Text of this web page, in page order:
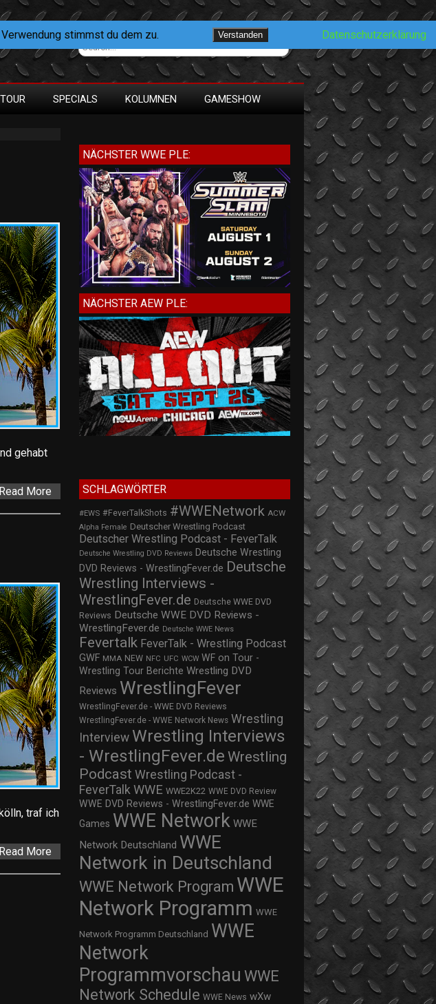
TOUR SPECIALS KOLUMNEN GAMESHOW
gehabt
Read More
traf ich
Read More
NÄCHSTER WWE PLE:
NÄCHSTER AEW PLE:
SCHLAGWÖRTER
#EWS #FeverTalkShots #WWENetwork ACW
Alpha Female Deutscher Wrestling Podcast
Deutscher Wrestling Podcast - FeverTalk
Deutsche Wrestling DVD Reviews Deutsche Wrestling
DVD Reviews - WrestlingFever.de Deutsche
Wrestling Interviews -
WrestlingFever.de Deutsche WWE DVD
Reviews Deutsche WWE DVD Reviews -
WrestlingFever.de Deutsche WWE News
Fevertalk FeverTalk - Wrestling Podcast
GWF MMA NEW NFC UFC WCW WF on Tour -
Wrestling Tour Berichte Wrestling DVD
Reviews WrestlingFever
WrestlingFever.de - WWE DVD Reviews
WrestlingFever.de - WWE Network News Wrestling
Interview Wrestling Interviews
- WrestlingFever.de Wrestling
Podcast Wrestling Podcast -
FeverTalk WWE WWE2K22 WWE DVD Review
WWE DVD Reviews - WrestlingFever.de WWE
Games WWE Network WWE
Network Deutschland WWE
Network in Deutschland
WWE Network Program WWE
Network Programm WWE
Network Programm Deutschland WWE
Network
Programmvorschau WWE
Network Schedule WWE News wXw
stimmst du dem zu. Verstanden Datenschutzerklärung